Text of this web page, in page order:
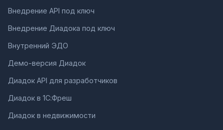
Внедрение API под ключ
Внедрение Диадока под ключ
Внутренний ЭДО
Демо-версия Диадок
Диадок API для разработчиков
Диадок в 1С:Фреш
Диадок в недвижимости